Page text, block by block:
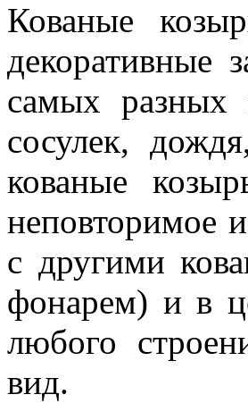
Кованые
декоративные
самых разных
сосулек,
кованые
неповторимое
с другими
фонарем) и в
любого
вид.